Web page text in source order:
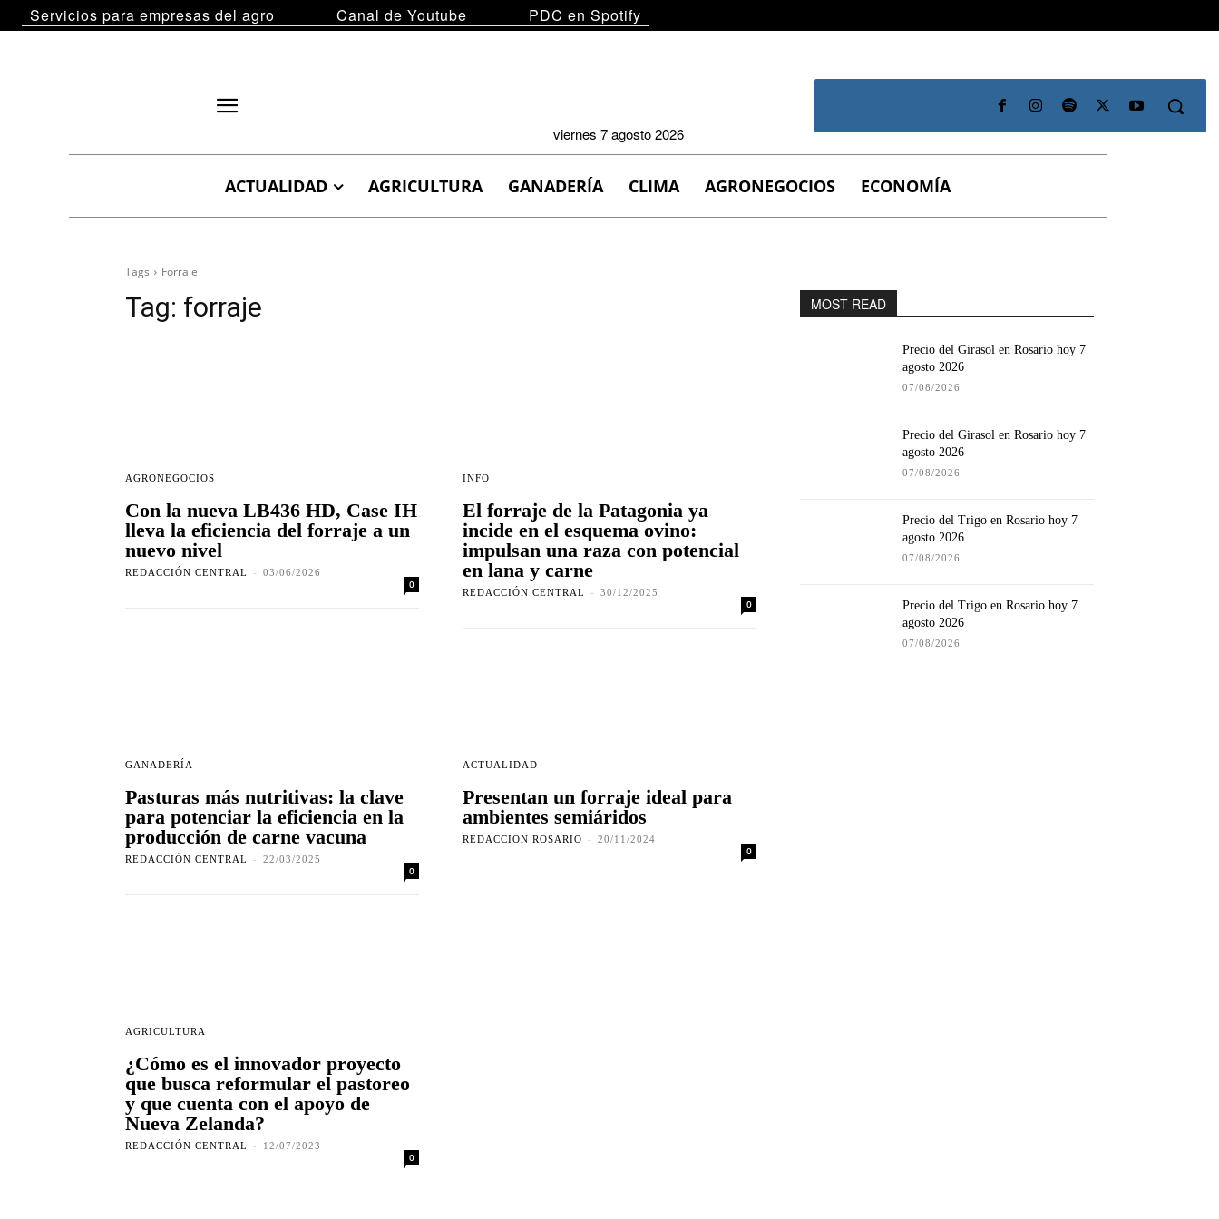
Servicios para empresas del agro Canal de Youtube PDC en Spotify
viernes 7 agosto 2026
ACTUALIDAD AGRICULTURA GANADERÍA CLIMA AGRONEGOCIOS ECONOMÍA
Tags Forraje
Tag: forraje
AGRONEGOCIOS
Con la nueva LB436 HD, Case IH
lleva la eficiencia del forraje a un
nuevo nivel
REDACCIÓN CENTRAL - 03/06/2026
0
INFO
El forraje de la Patagonia ya
incide en el esquema ovino:
impulsan una raza con potencial
en lana y carne
REDACCIÓN CENTRAL - 30/12/2025
0
GANADERÍA
Pasturas más nutritivas: la clave
para potenciar la eficiencia en la
producción de carne vacuna
REDACCIÓN CENTRAL - 22/03/2025
0
ACTUALIDAD
Presentan un forraje ideal para
ambientes semiáridos
REDACCION ROSARIO - 20/11/2024
0
AGRICULTURA
¿Cómo es el innovador proyecto
que busca reformular el pastoreo
y que cuenta con el apoyo de
Nueva Zelanda?
REDACCIÓN CENTRAL - 12/07/2023
0
MOST READ
Precio del Girasol en Rosario hoy 7
agosto 2026
07/08/2026
Precio del Girasol en Rosario hoy 7
agosto 2026
07/08/2026
Precio del Trigo en Rosario hoy 7
agosto 2026
07/08/2026
Precio del Trigo en Rosario hoy 7
agosto 2026
07/08/2026